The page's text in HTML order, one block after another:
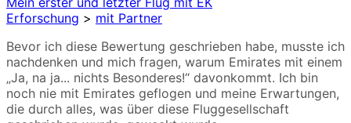
Erforschung > mit Partner
Bevor ich diese Bewertung geschrieben habe, musste ich
nachdenken und mich fragen, warum Emirates mit einem
„Ja, na ja... nichts Besonderes!“ davonkommt. Ich bin
noch nie mit Emirates geflogen und meine Erwartungen,
die durch alles, was über diese Fluggesellschaft